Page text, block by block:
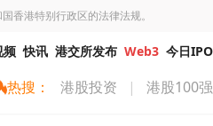
香港特别行政区的法律法规。
频 快讯 港交所发布 Web3 今日IPO
热搜： 港股投资 | 港股100强